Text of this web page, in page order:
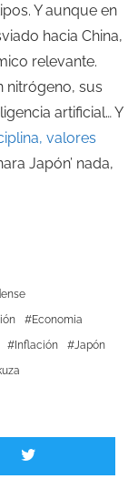
Y aunque en
hacia China,
relevante.
nitrógeno, sus
artificial… Y
valores
Japón’ nada,
Economia
Inflación
Japón